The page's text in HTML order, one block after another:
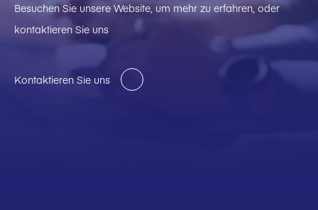
Besuchen Sie unsere Website, um mehr zu erfahren, oder
kontaktieren Sie uns
Kontaktieren Sie uns